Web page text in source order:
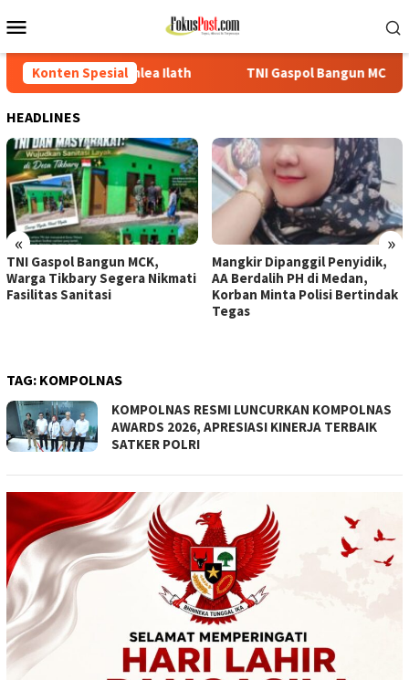
ke
Mobile
Konten Spesial
Ilath TNI Gaspol Bangun MCK, Warga Tikbary
HEADLINES
« »
TNI Gaspol Bangun MCK,
Warga Tikbary Segera Nikmati
Fasilitas Sanitasi
Mangkir Dipanggil Penyidik,
AA Berdalih PH di Medan,
Korban Minta Polisi Bertindak
Tegas
TAG: KOMPOLNAS
KOMPOLNAS RESMI LUNCURKAN KOMPOLNAS
AWARDS 2026, APRESIASI KINERJA TERBAIK
SATKER POLRI